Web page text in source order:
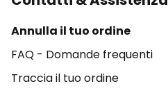
Annulla il tuo ordine
FAQ - Domande frequenti
Traccia il tuo ordine